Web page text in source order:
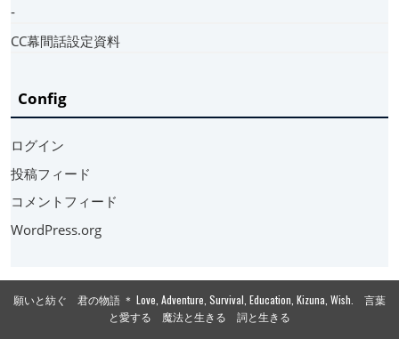
‐
CC幕間話設定資料
Config
ログイン
投稿フィード
コメントフィード
WordPress.org
願いと紡ぐ 君の物語 ＊ Love, Adventure, Survival, Education, Kizuna, Wish. 言葉
と愛する 魔法と生きる 詞と生きる